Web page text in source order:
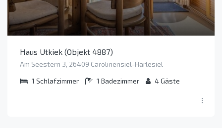
Haus Utkiek (Objekt 4887)
Am Seestern 3, 26409 Carolinensiel-Harlesiel
1 Schlafzimmer 1 Badezimmer 4Gäste